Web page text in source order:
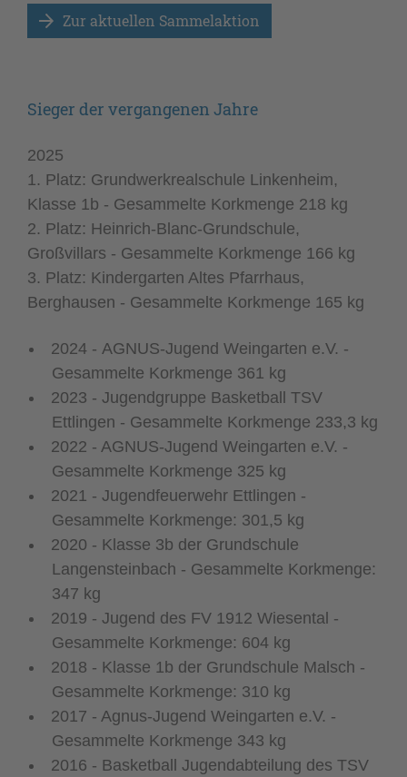
Zur aktuellen Sammelaktion
Sieger der vergangenen Jahre
2025
1. Platz: Grundwerkrealschule Linkenheim,
Klasse 1b - Gesammelte Korkmenge 218 kg
2. Platz: Heinrich-Blanc-Grundschule,
Großvillars - Gesammelte Korkmenge 166 kg
3. Platz: Kindergarten Altes Pfarrhaus,
Berghausen - Gesammelte Korkmenge 165 kg
2024 - AGNUS-Jugend Weingarten e.V. -
Gesammelte Korkmenge 361 kg
2023 - Jugendgruppe Basketball TSV
Ettlingen - Gesammelte Korkmenge 233,3 kg
2022 - AGNUS-Jugend Weingarten e.V. -
Gesammelte Korkmenge 325 kg
2021 - Jugendfeuerwehr Ettlingen -
Gesammelte Korkmenge: 301,5 kg
2020 - Klasse 3b der Grundschule
Langensteinbach - Gesammelte Korkmenge:
347 kg
2019 - Jugend des FV 1912 Wiesental -
Gesammelte Korkmenge: 604 kg
2018 - Klasse 1b der Grundschule Malsch -
Gesammelte Korkmenge: 310 kg
2017 - Agnus-Jugend Weingarten e.V. -
Gesammelte Korkmenge 343 kg
2016 - Basketball Jugendabteilung des TSV